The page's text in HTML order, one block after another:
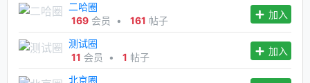
二哈圈
169 会员 • 161 帖子
加入
测试圈
11 会员 • 1 帖子
加入
北京圈